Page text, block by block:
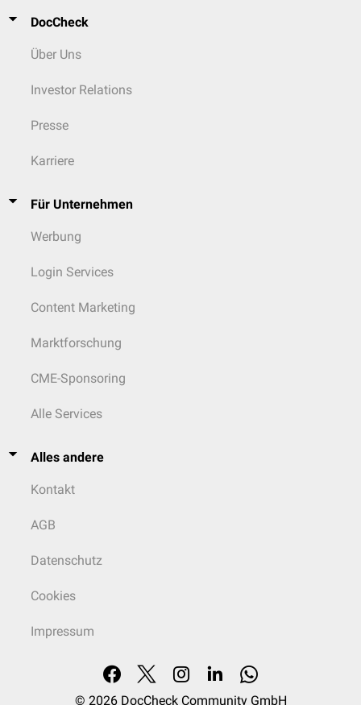
DocCheck
Über Uns
Investor Relations
Presse
Karriere
Für Unternehmen
Werbung
Login Services
Content Marketing
Marktforschung
CME-Sponsoring
Alle Services
Alles andere
Kontakt
AGB
Datenschutz
Cookies
Impressum
© 2026 DocCheck Community GmbH